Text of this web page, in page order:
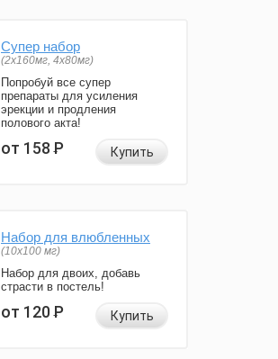
Супер набор
(2х160мг, 4х80мг)
Попробуй все супер
препараты для усиления
эрекции и продления
полового акта!
от 158Р Купить
Набор для влюбленных
(10х100 мг)
Набор для двоих, добавь
страсти в постель!
от 120Р Купить